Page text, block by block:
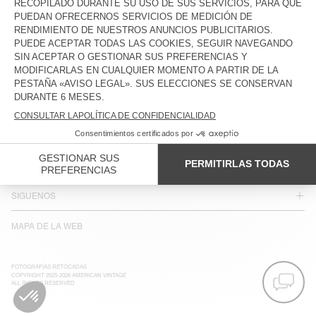
ACCESIBILIDAD
JOIN US
NUESTRAS TIENDAS
SIGUENOS
MAPA DE LA WEB
BOLETÍN INFORMATIVO
FOTOGRAFÍAS RETOCADAS
COPYRIGHT 2025-2026 AMERICAN VINTAGE
ALL RIGHTS RESERVED